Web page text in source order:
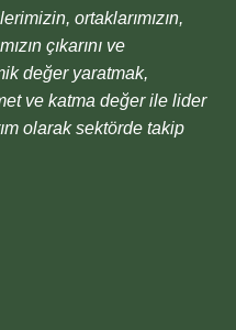
ortaklarımızın,
çıkarını ve
değer yaratmak,
ve katma değer ile lider
olarak sektörde takip